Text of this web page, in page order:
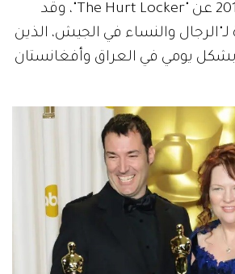
فازت كاثرين عام 2010 عن "The Hurt Locker"، وقد
لـ"الرجال والنساء في الجيش، الذين
يومي في العراق وأفغانستان